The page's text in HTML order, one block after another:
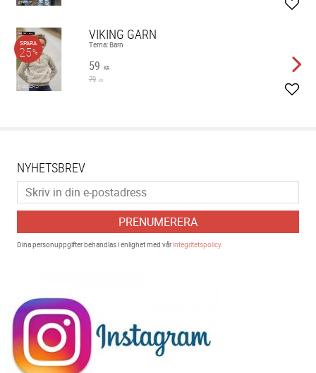
VIKING GARN
Tema: Barn
59 KR
79 KR
SPARA
25%
NYHETSBREV
PRENUMERERA
Dina personuppgifter behandlas i enlighet med vårintegritetspolicy.